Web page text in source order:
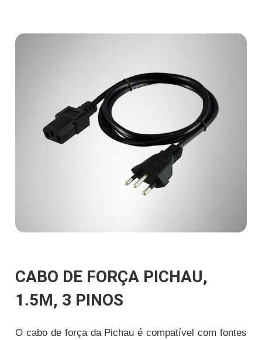
CABO DE FORÇA PICHAU,
1.5M, 3 PINOS
O cabo de força da Pichau é compatível com fontes